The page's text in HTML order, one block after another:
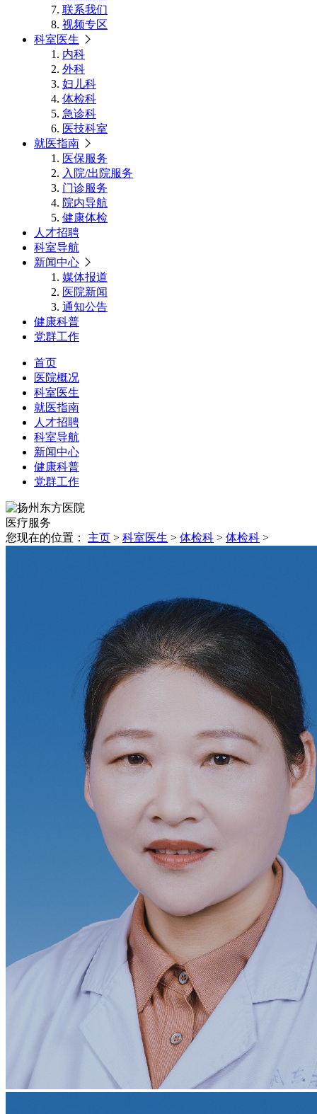
联系我们
视频专区
科室医生
内科
外科
妇儿科
体检科
急诊科
医技科室
就医指南
医保服务
入院/出院服务
门诊服务
院内导航
健康体检
人才招聘
科室导航
新闻中心
媒体报道
医院新闻
通知公告
健康科普
党群工作
首页
医院概况
科室医生
就医指南
人才招聘
科室导航
新闻中心
健康科普
党群工作
医疗服务
您现在的位置：
主页 > 科室医生 > 体检科 > 体检科 >